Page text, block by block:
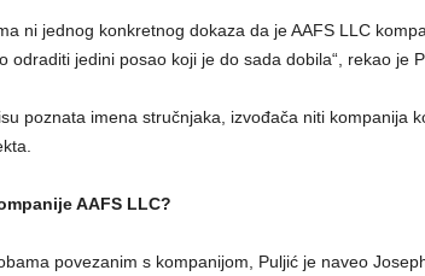
ni jednog konkretnog dokaza da je AAFS LLC
odraditi jedini posao koji je do sada dobila“, rekao je
poznata imena stručnjaka, izvođača niti kompanija
AAFS LLC?
povezanim s kompanijom, Puljić je naveo